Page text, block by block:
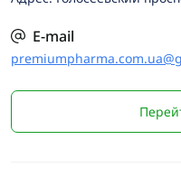
E-mail